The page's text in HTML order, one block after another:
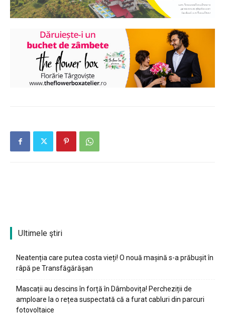
Ultimele ştiri
Neatenția care putea costa vieți! O nouă mașină s-a prăbușit în
râpă pe Transfăgărășan
Mascații au descins în forță în Dâmbovița! Percheziții de
amploare la o rețea suspectată că a furat cabluri din parcuri
fotovoltaice